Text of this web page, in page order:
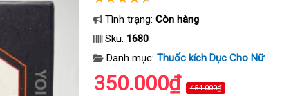
Tình trạng: Còn hàng
Sku: 1680
Danh mục: Thuốc kích Dục Cho Nữ
350.000₫ 454.000₫